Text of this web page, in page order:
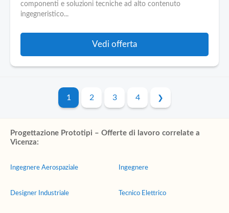
componenti e soluzioni tecniche ad alto contenuto
ingegneristico...
Vedi offerta
1 2 3 4
Progettazione Prototipi – Offerte di lavoro correlate a
Vicenza:
Ingegnere Aerospaziale
Designer Industriale
Ingegnere
Tecnico Elettrico